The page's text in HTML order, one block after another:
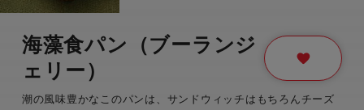
海藻食パン（ブーランジ
ェリー）
潮の風味豊かなこのパンは、サンドウィッチはもちろんチーズ